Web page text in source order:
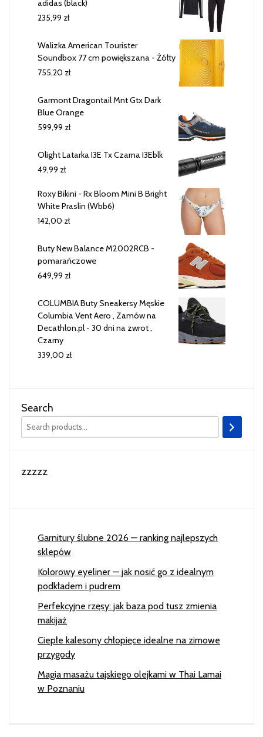
adidas (black)
235,99 zł
Walizka American Tourister
Soundbox 77 cm powiększana - Żółty
755,20 zł
Garmont Dragontail Mnt Gtx Dark
Blue Orange
599,99 zł
Olight Latarka I3E Tx Czarna I3Eblk
49,99 zł
Roxy Bikini - Rx Bloom Mini B Bright
White Praslin (Wbb6)
142,00 zł
Buty New Balance M2002RCB -
pomarańczowe
649,99 zł
COLUMBIA Buty Sneakersy Męskie
Columbia Vent Aero , Zamów na
Decathlon.pl - 30 dni na zwrot ,
Czarny
339,00 zł
Search
zzzzz
Garnitury ślubne 2026 — ranking najlepszych
sklepów
Kolorowy eyeliner — jak nosić go z idealnym
podkładem i pudrem
Perfekcyjne rzęsy: jak baza pod tusz zmienia
makijaż
Ciepłe kalesony chłopięce idealne na zimowe
przygody
Magia masażu tajskiego olejkami w Thai Lamai
w Poznaniu